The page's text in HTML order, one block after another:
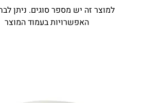
למוצר זה יש מספר סוגים. ניתן
האפשרויות בעמוד המוצר